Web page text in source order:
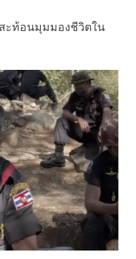
ะท้อนมุมมองชีวิตใน